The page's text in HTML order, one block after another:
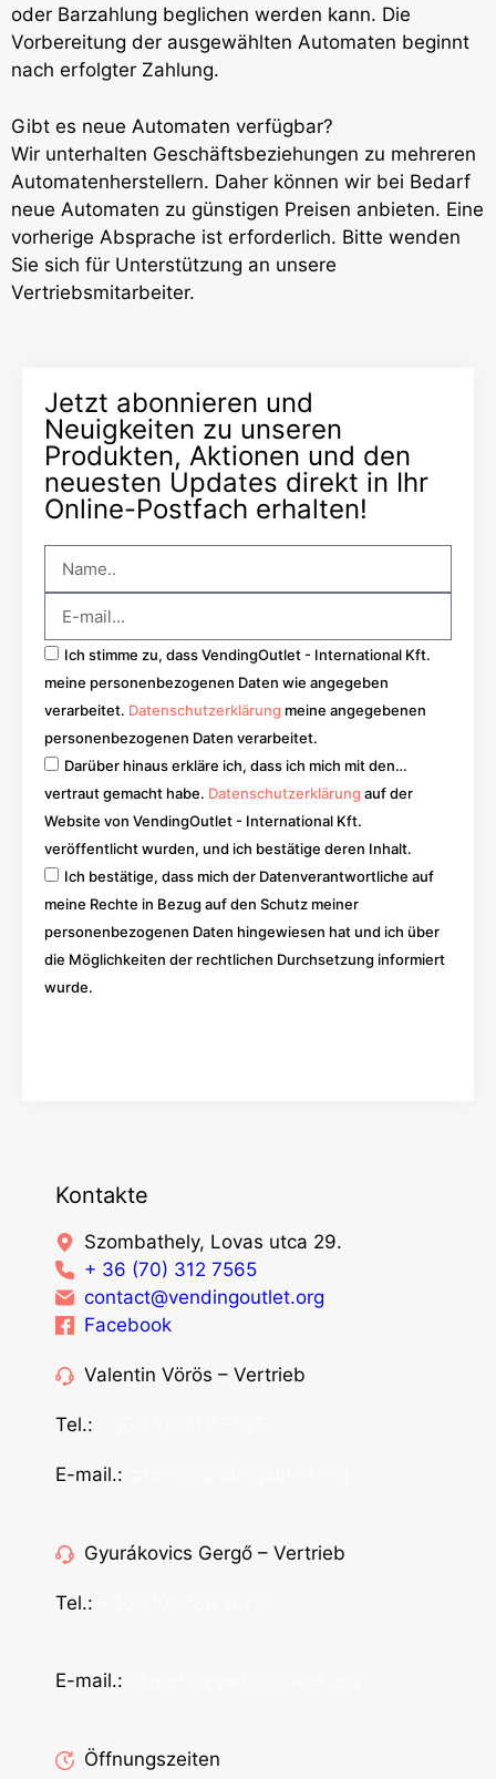
oder Barzahlung beglichen werden kann. Die
Vorbereitung der ausgewählten Automaten beginnt
nach erfolgter Zahlung.
Gibt es neue Automaten verfügbar?
Wir unterhalten Geschäftsbeziehungen zu mehreren
Automatenherstellern. Daher können wir bei Bedarf
neue Automaten zu günstigen Preisen anbieten. Eine
vorherige Absprache ist erforderlich. Bitte wenden
Sie sich für Unterstützung an unsere
Vertriebsmitarbeiter.
Jetzt abonnieren und
Neuigkeiten zu unseren
Produkten, Aktionen und den
neuesten Updates direkt in Ihr
Online-Postfach erhalten!
Ich stimme zu, dass VendingOutlet - International Kft.
meine personenbezogenen Daten wie angegeben
verarbeitet. Datenschutzerklärung meine angegebenen
personenbezogenen Daten verarbeitet.
Darüber hinaus erkläre ich, dass ich mich mit den…
vertraut gemacht habe. Datenschutzerklärung auf der
Website von VendingOutlet - International Kft.
veröffentlicht wurden, und ich bestätige deren Inhalt.
Ich bestätige, dass mich der Datenverantwortliche auf
meine Rechte in Bezug auf den Schutz meiner
personenbezogenen Daten hingewiesen hat und ich über
die Möglichkeiten der rechtlichen Durchsetzung informiert
wurde.
Kontakte
Szombathely, Lovas utca 29.
+ 36 (70) 312 7565
contact@vendingoutlet.org
Facebook
Valentin Vörös – Vertrieb
Tel.:
E-mail.:
Gyurákovics Gergő – Vertrieb
Tel.:
E-mail.:
Öffnungszeiten